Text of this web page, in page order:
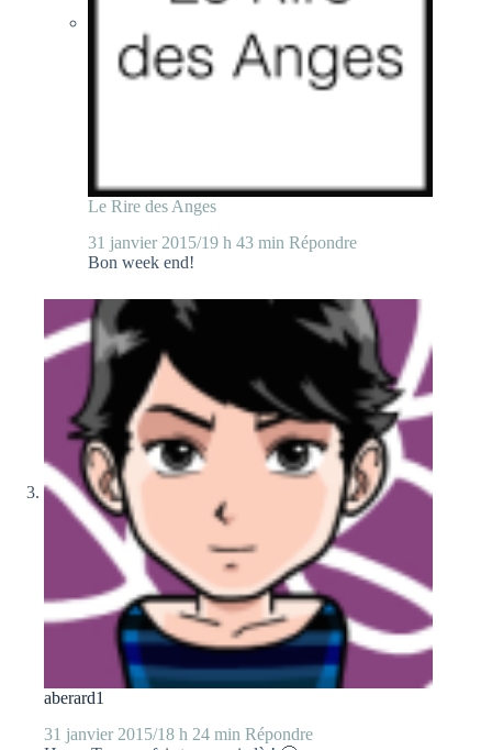
Le Rire des Anges
31 janvier 2015/19 h 43 min Répondre
Bon week end!
aberard1
31 janvier 2015/18 h 24 min Répondre